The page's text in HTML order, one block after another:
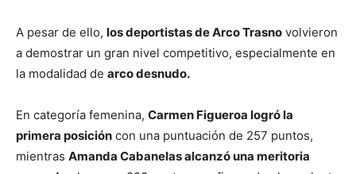
A pesar de ello, los deportistas de Arco Trasno volvieron
a demostrar un gran nivel competitivo, especialmente en
la modalidad de arco desnudo.
En categoría femenina, Carmen Figueroa logró la
primera posición con una puntuación de 257 puntos,
mientras Amanda Cabanelasalcanzó una meritoria